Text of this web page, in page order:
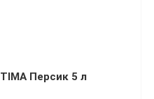
Персик 5 л